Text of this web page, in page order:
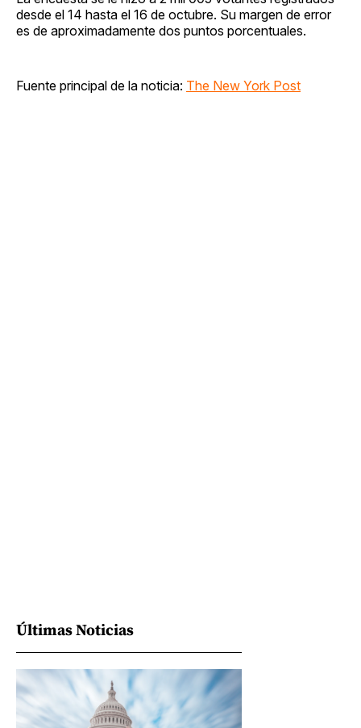
desde el 14 hasta el 16 de octubre. Su margen de error
es de aproximadamente dos puntos porcentuales.
Fuente principal de la noticia: The New York Post
Últimas Noticias